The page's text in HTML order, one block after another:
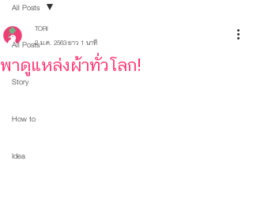
All Posts
Story
How to
Idea
All Posts
พาดูแหล่งผ้าทั่วโลก!
TORI
2 ม.ค. 2563ยาว 1 นาที